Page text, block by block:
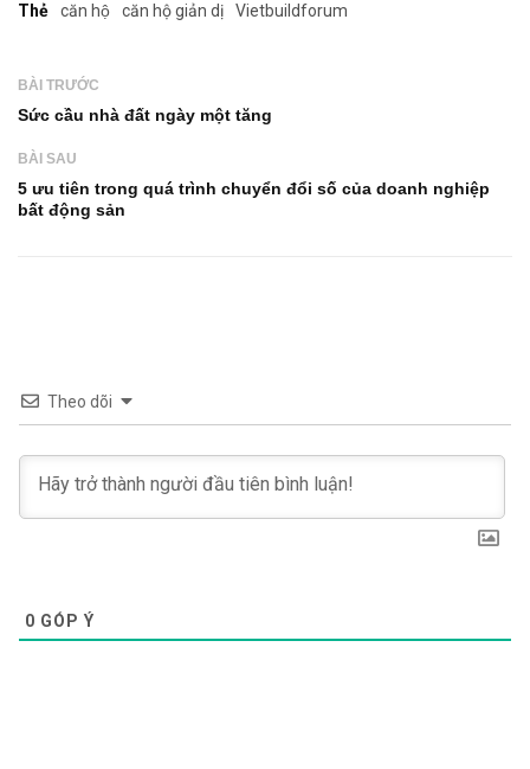
Thẻ căn hộ căn hộ giản dị Vietbuildforum
BÀI TRƯỚC
Sức cầu nhà đất ngày một tăng
BÀI SAU
5 ưu tiên trong quá trình chuyển đổi số của doanh nghiệp
bất động sản
Theo dõi
0 GÓP Ý